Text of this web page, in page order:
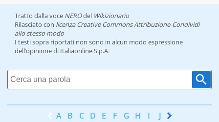
Tratto dalla voce NEROdel Wikizionario
Rilasciato con licenza Creative Commons Attribuzione-Condividi
allo stesso modo
I testi sopra riportati non sono in alcun modo espressione
dell’opinione di Italiaonline S.p.A.
A B C D E F G H I J K